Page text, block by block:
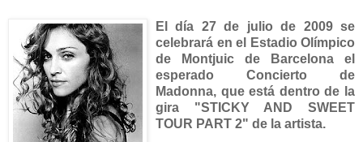
El día 27 de julio de 2009 se
celebrará en el Estadio Olímpico
de Montjuic de Barcelona el
esperado Concierto de
Madonna, que está dentro de la
gira "STICKY AND SWEET
TOUR PART 2" de la artista.